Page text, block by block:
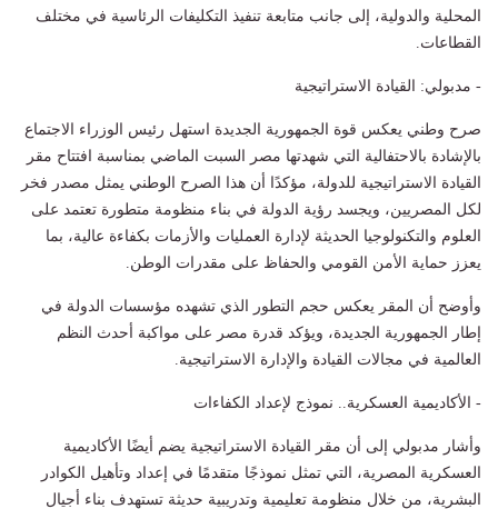
المحلية والدولية، إلى جانب متابعة تنفيذ التكليفات الرئاسية في مختلف
القطاعات.
- مدبولي: القيادة الاستراتيجية
صرح وطني يعكس قوة الجمهورية الجديدة استهل رئيس الوزراء الاجتماع
بالإشادة بالاحتفالية التي شهدتها مصر السبت الماضي بمناسبة افتتاح مقر
القيادة الاستراتيجية للدولة، مؤكدًا أن هذا الصرح الوطني يمثل مصدر فخر
لكل المصريين، ويجسد رؤية الدولة في بناء منظومة متطورة تعتمد على
العلوم والتكنولوجيا الحديثة لإدارة العمليات والأزمات بكفاءة عالية، بما
يعزز حماية الأمن القومي والحفاظ على مقدرات الوطن.
وأوضح أن المقر يعكس حجم التطور الذي تشهده مؤسسات الدولة في
إطار الجمهورية الجديدة، ويؤكد قدرة مصر على مواكبة أحدث النظم
العالمية في مجالات القيادة والإدارة الاستراتيجية.
- الأكاديمية العسكرية.. نموذج لإعداد الكفاءات
وأشار مدبولي إلى أن مقر القيادة الاستراتيجية يضم أيضًا الأكاديمية
العسكرية المصرية، التي تمثل نموذجًا متقدمًا في إعداد وتأهيل الكوادر
البشرية، من خلال منظومة تعليمية وتدريبية حديثة تستهدف بناء أجيال